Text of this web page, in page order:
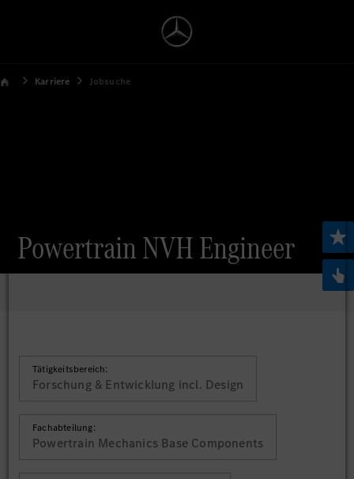
Karriere Jobsuche
Powertrain NVH Engineer
Tätigkeitsbereich:
Forschung & Entwicklung incl. Design
Fachabteilung:
Powertrain Mechanics Base Components